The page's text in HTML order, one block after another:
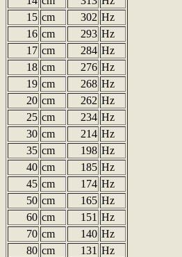
15 cm 302 Hz
16 cm 293 Hz
17 cm 284 Hz
18 cm 276 Hz
19 cm 268 Hz
20 cm 262 Hz
25 cm 234 Hz
30 cm 214 Hz
35 cm 198 Hz
40 cm 185 Hz
45 cm 174 Hz
50 cm 165 Hz
60 cm 151 Hz
70 cm 140 Hz
80 cm 131 Hz